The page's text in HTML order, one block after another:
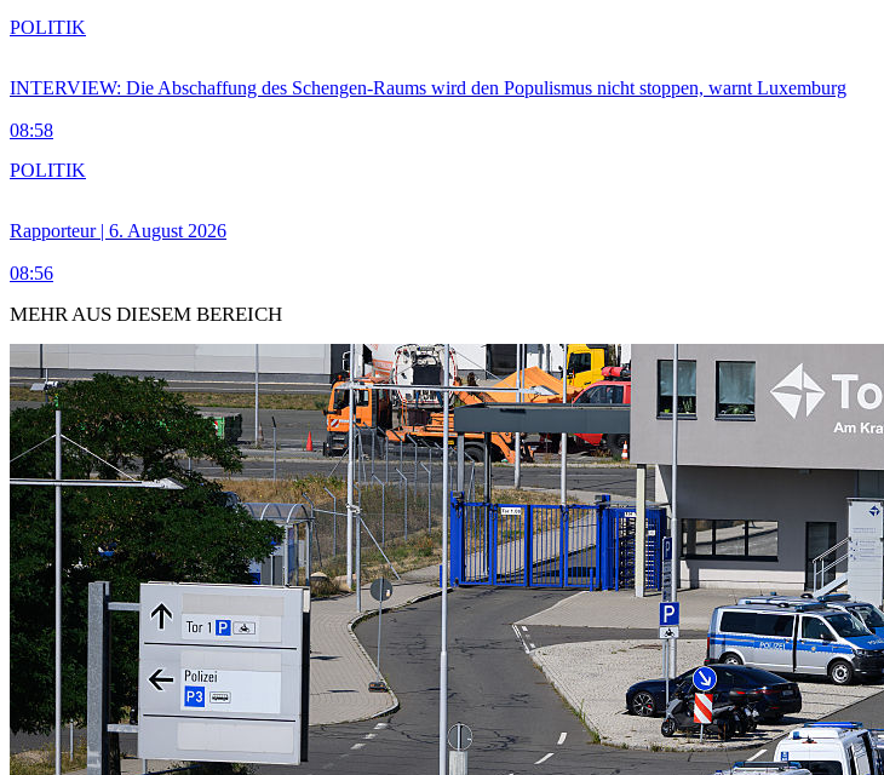
INTERVIEW: Die Abschaffung des Schengen-Raums wird den Populismus nicht stoppen, warnt Luxemburg
08:58
POLITIK
Rapporteur | 6. August 2026
08:56
POLITIK
MEHR AUS DIESEM BEREICH